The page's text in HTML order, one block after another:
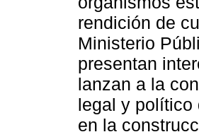
rendición de
Ministerio
presentan
lanzan a la
legal y político
en la